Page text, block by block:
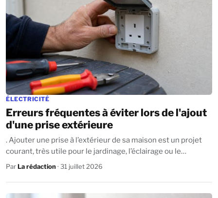
ÉLECTRICITÉ
Erreurs fréquentes à éviter lors de l'ajout
d'une prise extérieure
. Ajouter une prise à l’extérieur de sa maison est un projet
courant, très utile pour le jardinage, l’éclairage ou le
bricolage. Beaucoup pensent...
Par La rédaction · 31 juillet 2026